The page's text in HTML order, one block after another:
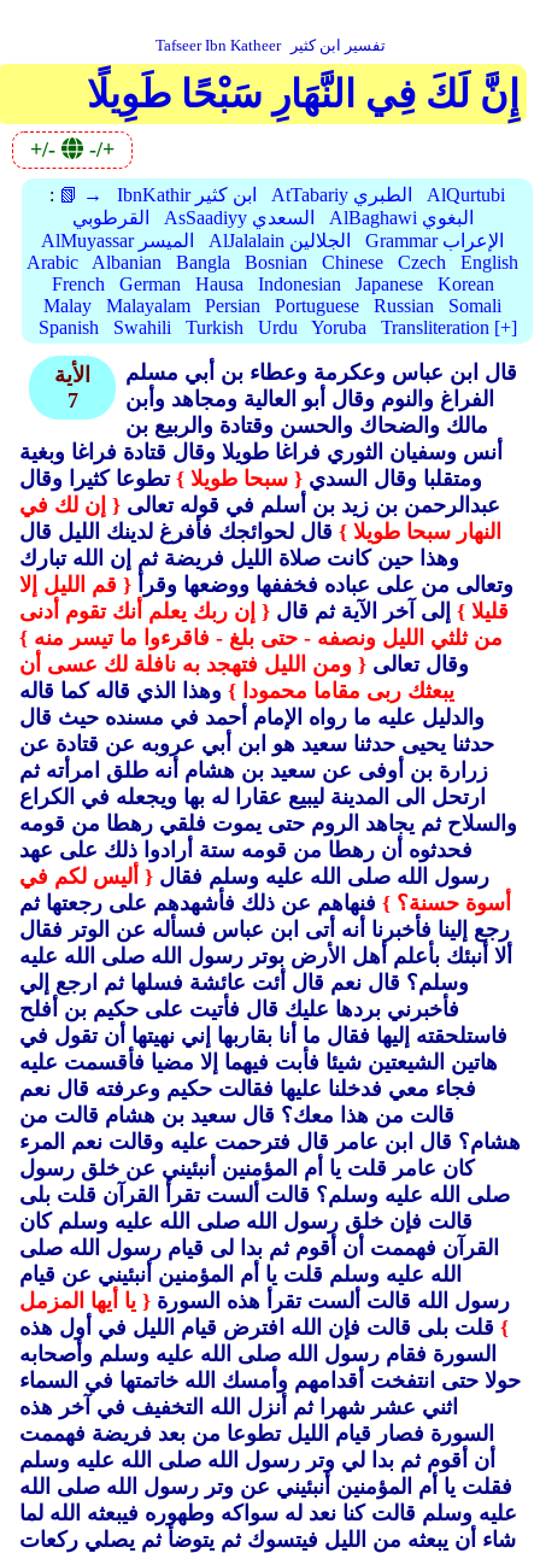
Tafseer Ibn Katheer تفسير ابن كثير
إِنَّ لَكَ فِي النَّهَارِ سَبْحًا طَوِيلًا
+/- -/+
: 📗 → IbnKathir ابن كثير AtTabariy الطبري
AlQurtubi
القرطوبي
AsSaadiyy السعدي
AlBaghawi البغوي
AlMuyassar الميسر
AlJalalain الجلالين
Grammar الإعراب
Arabic
Albanian Bangla Bosnian Chinese Czech
English
French
German Hausa Indonesian Japanese
Korean
Malay
Malayalam Persian Portuguese Russian
Somali
Spanish
Swahili Turkish Urdu Yoruba Transliteration [+]
الأية
7
قال ابن عباس وعكرمة وعطاء بن أبي مسلم
الفراغ والنوم وقال أبو العالية ومجاهد وأبن
مالك والضحاك والحسن وقتادة والربيع بن
أنس وسفيان الثوري فراغا طويلا وقال قتادة فراغا وبغية
ومتقلبا وقال السدي { سبحا طويلا } تطوعا كثيرا وقال
عبدالرحمن بن زيد بن أسلم في قوله تعالى { إن لك في
النهار سبحا طويلا } قال لحوائجك فأفرغ لدينك الليل قال
وهذا حين كانت صلاة الليل فريضة ثم إن الله تبارك
وتعالى من على عباده فخففها ووضعها وقرأ { قم الليل إلا
قليلا } إلى آخر الآية ثم قال { إن ربك يعلم أنك تقوم أدنى
من ثلثي الليل ونصفه - حتى بلغ - فاقرءوا ما تيسر منه }
وقال تعالى { ومن الليل فتهجد به نافلة لك عسى أن
يبعثك ربى مقاما محمودا } وهذا الذي قاله كما قاله
والدليل عليه ما رواه الإمام أحمد في مسنده حيث قال
حدثنا يحيى حدثنا سعيد هو ابن أبي عروبه عن قتادة عن
زرارة بن أوفى عن سعيد بن هشام أنه طلق امرأته ثم
ارتحل الى المدينة ليبيع عقارا له بها ويجعله في الكراع
والسلاح ثم يجاهد الروم حتى يموت فلقي رهطا من قومه
فحدثوه أن رهطا من قومه ستة أرادوا ذلك على عهد
رسول الله صلى الله عليه وسلم فقال { أليس لكم في
أسوة حسنة؟ } فنهاهم عن ذلك فأشهدهم على رجعتها ثم
رجع إلينا فأخبرنا أنه أتى ابن عباس فسأله عن الوتر فقال
ألا أنبئك بأعلم أهل الأرض بوتر رسول الله صلى الله عليه
وسلم؟ قال نعم قال أئت عائشة فسلها ثم ارجع إلي
فأخبرني بردها عليك قال فأتيت على حكيم بن أفلح
فاستلحقته إليها فقال ما أنا بقاربها إني نهيتها أن تقول في
هاتين الشيعتين شيئا فأبت فيهما إلا مضيا فأقسمت عليه
فجاء معي فدخلنا عليها فقالت حكيم وعرفته قال نعم
قالت من هذا معك؟ قال سعيد بن هشام قالت من
هشام؟ قال ابن عامر قال فترحمت عليه وقالت نعم المرء
كان عامر قلت يا أم المؤمنين أنبئيني عن خلق رسول
صلى الله عليه وسلم؟ قالت ألست تقرأ القرآن قلت بلى
قالت فإن خلق رسول الله صلى الله عليه وسلم كان
القرآن فهممت أن أقوم ثم بدا لى قيام رسول الله صلى
الله عليه وسلم قلت يا أم المؤمنين أنبئيني عن قيام
رسول الله قالت ألست تقرأ هذه السورة { يا أيها المزمل
} قلت بلى قالت فإن الله افترض قيام الليل في أول هذه
السورة فقام رسول الله صلى الله عليه وسلم وأصحابه
حولا حتى انتفخت أقدامهم وأمسك الله خاتمتها في السماء
اثني عشر شهرا ثم أنزل الله التخفيف في آخر هذه
السورة فصار قيام الليل تطوعا من بعد فريضة فهممت
أن أقوم ثم بدا لي وتر رسول الله صلى الله عليه وسلم
فقلت يا أم المؤمنين أنبئيني عن وتر رسول الله صلى الله
عليه وسلم قالت كنا نعد له سواكه وطهوره فيبعثه الله لما
شاء أن يبعثه من الليل فيتسوك ثم يتوضأ ثم يصلي ركعات